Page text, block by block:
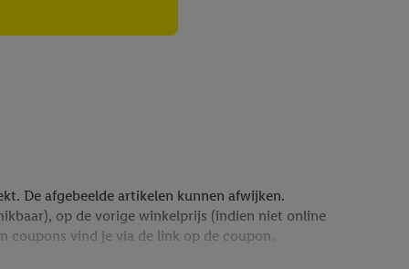
De afgebeelde artikelen kunnen afwijken.
op de vorige winkelprijs (indien niet online
coupons vind je via de link op de coupon.